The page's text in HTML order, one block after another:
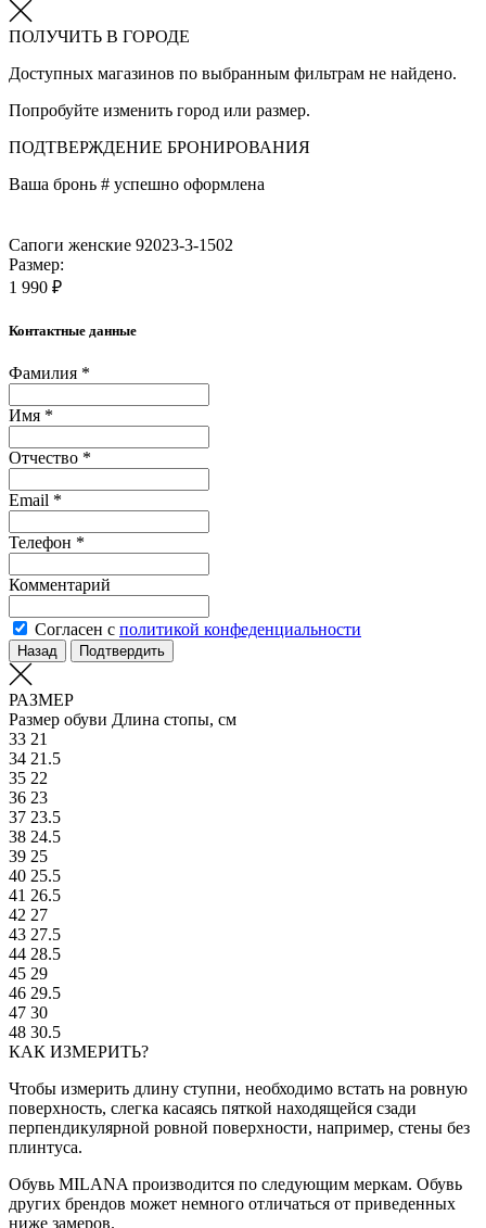
ПОЛУЧИТЬ В ГОРОДЕ
Доступных магазинов по выбранным фильтрам не найдено.
Попробуйте изменить город или размер.
ПОДТВЕРЖДЕНИЕ БРОНИРОВАНИЯ
Ваша бронь # успешно оформлена
Сапоги женские 92023-3-1502
Размер:
1 990 ₽
Контактные данные
Фамилия *
Имя *
Отчество *
Email *
Телефон *
Комментарий
Согласен с политикой конфеденциальности
Назад Подтвердить
РАЗМЕР
Размер обуви Длина стопы, см
33 21
34 21.5
35 22
36 23
37 23.5
38 24.5
39 25
40 25.5
41 26.5
42 27
43 27.5
44 28.5
45 29
46 29.5
47 30
48 30.5
КАК ИЗМЕРИТЬ?
Чтобы измерить длину ступни, необходимо встать на ровную
поверхность, слегка касаясь пяткой находящейся сзади
перпендикулярной ровной поверхности, например, стены без
плинтуса.
Обувь MILANA производится по следующим меркам. Обувь
других брендов может немного отличаться от приведенных
ниже замеров.